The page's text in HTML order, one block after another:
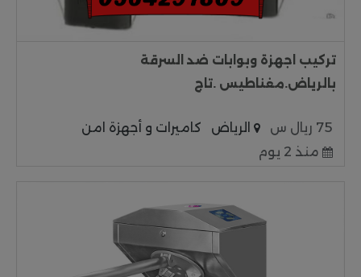
تركيب اجهزة وبوابات ضد السرقة
بالرياض.مغناطيس .تاج
75 ريال س الرياض
كاميرات و أجهزة امن
منذ 2 يوم